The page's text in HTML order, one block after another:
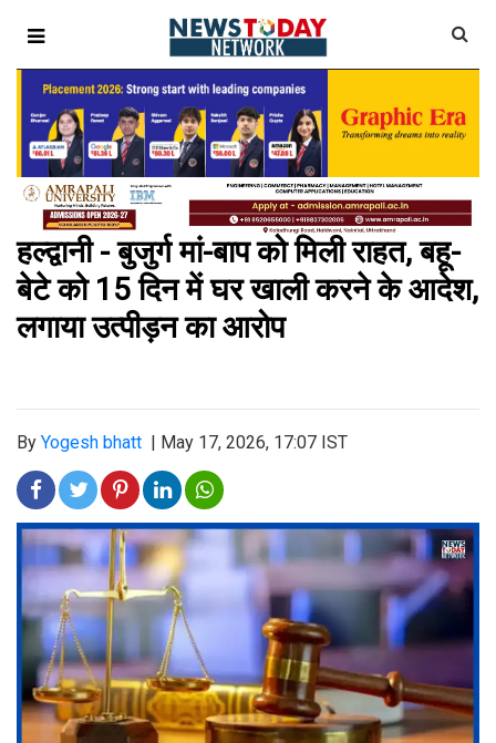
हल्द्वानी - बुजुर्ग मां-बाप को मिली राहत, बहू-
बेटे को 15 दिन में घर खाली करने के आदेश,
लगाया उत्पीड़न का आरोप
By Yogesh bhatt May 17, 2026, 17:07 IST